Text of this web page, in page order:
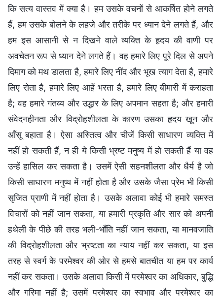
कि सत्य वास्तव में क्या है। हम उसके वचनों से आकर्षित होने लगते
हैं, हम उसके बोलने के लहजे और तरीके पर ध्यान देने लगते हैं, और
हम इस आसानी से न दिखने वाले व्यक्ति के हृदय की वाणी पर
अवचेतन रूप से ध्यान देने लगते हैं। वह हमारे लिए पूरे दिल से अपने
दिमाग को मथ डालता है, हमारे लिए नींद और भूख त्याग देता है, हमारे
लिए रोता है, हमारे लिए आहें भरता है, हमारे लिए बीमारी में कराहता
है; वह हमारे गंतव्य और उद्धार के लिए अपमान सहता है; और हमारी
संवेदनहीनता और विद्रोहशीलता के कारण उसका हृदय खून और
आँसू बहाता है। ऐसा अस्तित्व और चीजें किसी साधारण व्यक्ति में
नहीं हो सकती हैं, न ही ये किसी भ्रष्ट मनुष्य में हो सकती हैं या वह
उन्हें हासिल कर सकता है। उसमें ऐसी सहनशीलता और धैर्य है जो
किसी साधारण मनुष्य में नहीं होता है और उसके जैसा प्रेम भी किसी
सृजित प्राणी में नहीं होता है। उसके अलावा कोई भी हमारे समस्त
विचारों को नहीं जान सकता, या हमारी प्रकृति और सार को अपनी
हथेली के पीछे की तरह भली-भाँति नहीं जान सकता, या मानवजाति
की विद्रोहशीलता और भ्रष्टता का न्याय नहीं कर सकता, या इस
तरह से स्वर्ग के परमेश्वर की ओर से हमसे बातचीत या हम पर कार्य
नहीं कर सकता। उसके अलावा किसी में परमेश्वर का अधिकार, बुद्धि
और गरिमा नहीं है; उसमें परमेश्वर का स्वभाव और परमेश्वर का